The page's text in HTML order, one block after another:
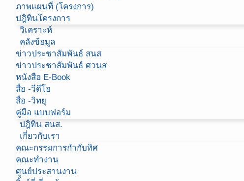
ภาพแผนที่ (โครงการ)
ปฎิทินโครงการ
วิเคราะห์
คลังข้อมูล
ข่าวประชาสัมพันธ์ สนส
ข่าวประชาสัมพันธ์ ศวนส
หนังสือ E-Book
สื่อ -วีดีโอ
สื่อ -วิทยุ
คู่มือ แบบฟอร์ม
ปฎิทิน สนส.
เกี่ยวกับเรา
คณะกรรมการกำกับทิศ
คณะทำงาน
ศูนย์ประสานงาน